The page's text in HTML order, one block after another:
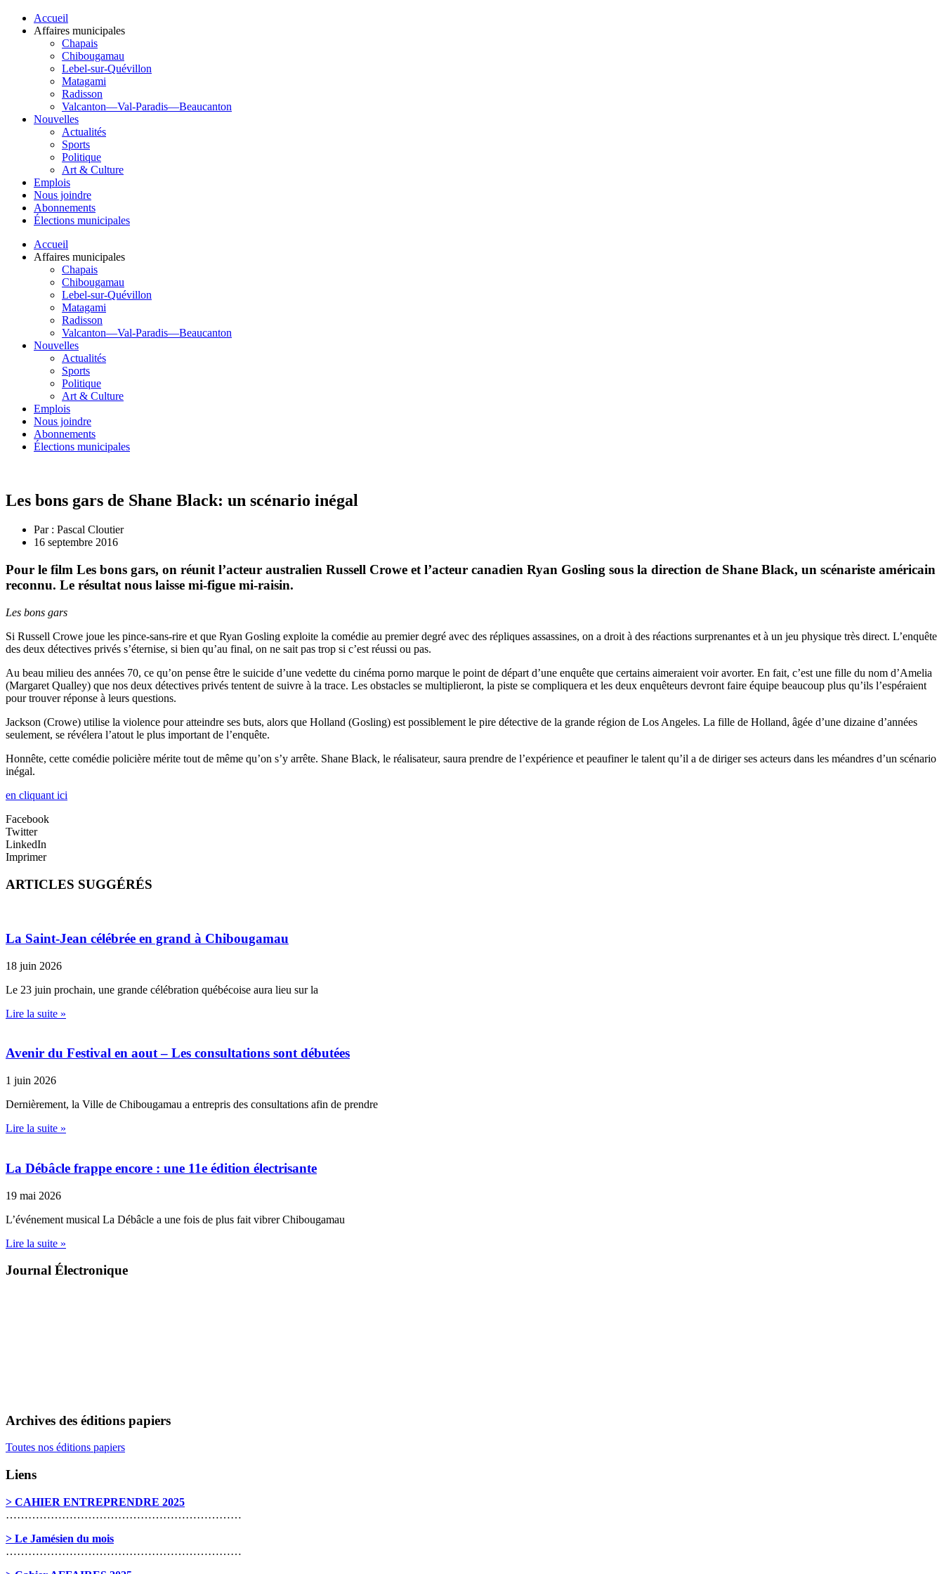
Accueil
Affaires municipales
Chapais
Chibougamau
Lebel-sur-Quévillon
Matagami
Radisson
Valcanton—Val-Paradis—Beaucanton
Nouvelles
Actualités
Sports
Politique
Art & Culture
Emplois
Nous joindre
Abonnements
Élections municipales
Accueil
Affaires municipales
Chapais
Chibougamau
Lebel-sur-Quévillon
Matagami
Radisson
Valcanton—Val-Paradis—Beaucanton
Nouvelles
Actualités
Sports
Politique
Art & Culture
Emplois
Nous joindre
Abonnements
Élections municipales
Les bons gars de Shane Black: un scénario inégal
Par : Pascal Cloutier
16 septembre 2016
Pour le film Les bons gars, on réunit l’acteur australien Russell Crowe et l’acteur canadien Ryan Gosling sous la direction de Shane Black, un scénariste américain
reconnu. Le résultat nous laisse mi-figue mi-raisin.
Les bons gars
Si Russell Crowe joue les pince-sans-rire et que Ryan Gosling exploite la comédie au premier degré avec des répliques assassines, on a droit à des réactions surprenantes et à un jeu physique très direct. L’enquête
des deux détectives privés s’éternise, si bien qu’au final, on ne sait pas trop si c’est réussi ou pas.
Au beau milieu des années 70, ce qu’on pense être le suicide d’une vedette du cinéma porno marque le point de départ d’une enquête que certains aimeraient voir avorter. En fait, c’est une fille du nom d’Amelia
(Margaret Qualley) que nos deux détectives privés tentent de suivre à la trace. Les obstacles se multiplieront, la piste se compliquera et les deux enquêteurs devront faire équipe beaucoup plus qu’ils l’espéraient
pour trouver réponse à leurs questions.
Jackson (Crowe) utilise la violence pour atteindre ses buts, alors que Holland (Gosling) est possiblement le pire détective de la grande région de Los Angeles. La fille de Holland, âgée d’une dizaine d’années
seulement, se révélera l’atout le plus important de l’enquête.
Honnête, cette comédie policière mérite tout de même qu’on s’y arrête. Shane Black, le réalisateur, saura prendre de l’expérience et peaufiner le talent qu’il a de diriger ses acteurs dans les méandres d’un scénario
inégal.
en cliquant ici
Facebook
Twitter
LinkedIn
Imprimer
ARTICLES SUGGÉRÉS
La Saint-Jean célébrée en grand à Chibougamau
18 juin 2026
Le 23 juin prochain, une grande célébration québécoise aura lieu sur la
Lire la suite »
Avenir du Festival en aout – Les consultations sont débutées
1 juin 2026
Dernièrement, la Ville de Chibougamau a entrepris des consultations afin de prendre
Lire la suite »
La Débâcle frappe encore : une 11e édition électrisante
19 mai 2026
L’événement musical La Débâcle a une fois de plus fait vibrer Chibougamau
Lire la suite »
Journal Électronique
Archives des éditions papiers
Toutes nos éditions papiers
Liens
> CAHIER ENTREPRENDRE 2025
………………………………………………………
> Le Jamésien du mois
………………………………………………………